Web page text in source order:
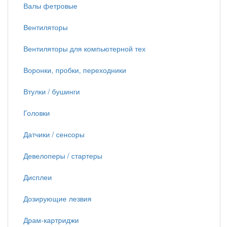
Валы фетровые
Вентиляторы
Вентиляторы для компьютерной тех
Воронки, пробки, переходники
Втулки / бушинги
Головки
Датчики / сенсоры
Девелоперы / стартеры
Дисплеи
Дозирующие лезвия
Драм-картриджи